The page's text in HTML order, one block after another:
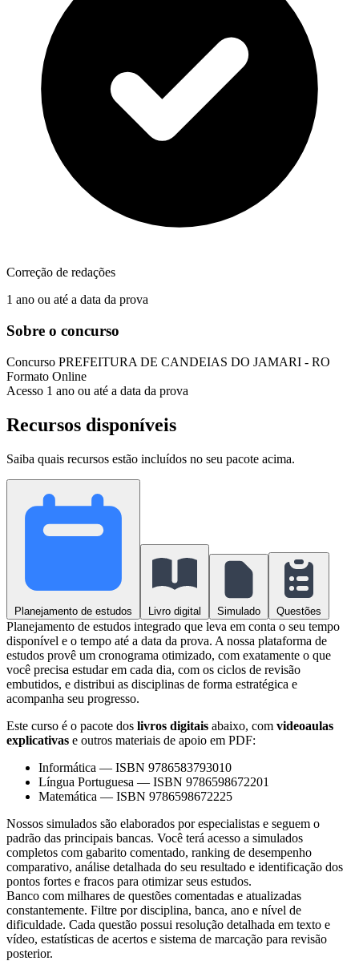
Correção de redações
1 ano ou até a data da prova
Sobre o concurso
Concurso PREFEITURA DE CANDEIAS DO JAMARI - RO
Formato Online
Acesso 1 ano ou até a data da prova
Recursos disponíveis
Saiba quais recursos estão incluídos no seu pacote acima.
Planejamento de estudos Livro digital Simulado Questões
Planejamento de estudos integrado que leva em conta o seu tempo
disponível e o tempo até a data da prova. A nossa plataforma de
estudos provê um cronograma otimizado, com exatamente o que
você precisa estudar em cada dia, com os ciclos de revisão
embutidos, e distribui as disciplinas de forma estratégica e
acompanha seu progresso.
Este curso é o pacote dos livros digitais abaixo, com videoaulas
explicativas e outros materiais de apoio em PDF:
Informática — ISBN 9786583793010
Língua Portuguesa — ISBN 9786598672201
Matemática — ISBN 9786598672225
Nossos simulados são elaborados por especialistas e seguem o
padrão das principais bancas. Você terá acesso a simulados
completos com gabarito comentado, ranking de desempenho
comparativo, análise detalhada do seu resultado e identificação dos
pontos fortes e fracos para otimizar seus estudos.
Banco com milhares de questões comentadas e atualizadas
constantemente. Filtre por disciplina, banca, ano e nível de
dificuldade. Cada questão possui resolução detalhada em texto e
vídeo, estatísticas de acertos e sistema de marcação para revisão
posterior.